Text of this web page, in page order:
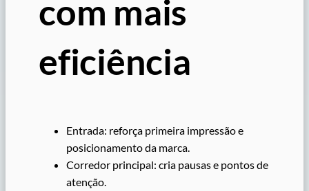
com mais
eficiência
Entrada: reforça primeira impressão e
posicionamento da marca.
Corredor principal: cria pausas e pontos de
atenção.